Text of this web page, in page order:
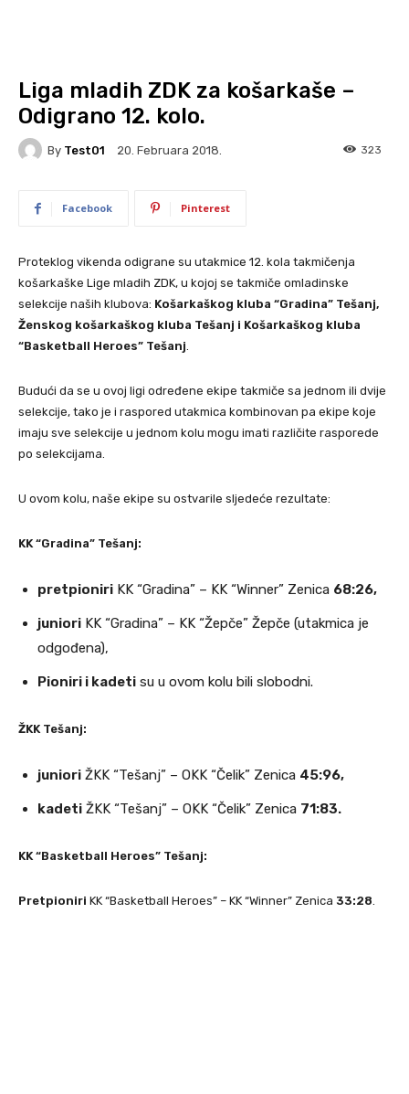
Liga mladih ZDK za košarkaše –
Odigrano 12. kolo.
By Test01 20. Februara 2018. 323
Facebook Pinterest
Proteklog vikenda odigrane su utakmice 12. kola takmičenja
košarkaške Lige mladih ZDK, u kojoj se takmiče omladinske
selekcije naših klubova: Košarkaškog kluba “Gradina” Tešanj,
Ženskog košarkaškog kluba Tešanj i Košarkaškog kluba
“Basketball Heroes” Tešanj.
Budući da se u ovoj ligi određene ekipe takmiče sa jednom ili dvije
selekcije, tako je i raspored utakmica kombinovan pa ekipe koje
imaju sve selekcije u jednom kolu mogu imati različite rasporede
po selekcijama.
U ovom kolu, naše ekipe su ostvarile sljedeće rezultate:
KK “Gradina” Tešanj:
pretpioniri KK “Gradina” – KK “Winner” Zenica 68:26,
juniori KK “Gradina” – KK “Žepče” Žepče (utakmica je
odgođena),
Pioniri i kadeti su u ovom kolu bili slobodni.
ŽKK Tešanj:
juniori ŽKK “Tešanj” – OKK “Čelik” Zenica 45:96,
kadeti ŽKK “Tešanj” – OKK “Čelik” Zenica 71:83.
KK “Basketball Heroes” Tešanj:
Pretpioniri KK “Basketball Heroes” – KK “Winner” Zenica 33:28.